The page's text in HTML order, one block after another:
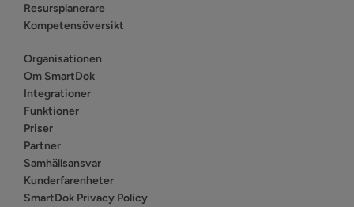
Resursplanerare
Kompetensöversikt
Organisationen
Om SmartDok
Integrationer
Funktioner
Priser
Partner
Samhällsansvar
Kunderfarenheter
SmartDok Privacy Policy